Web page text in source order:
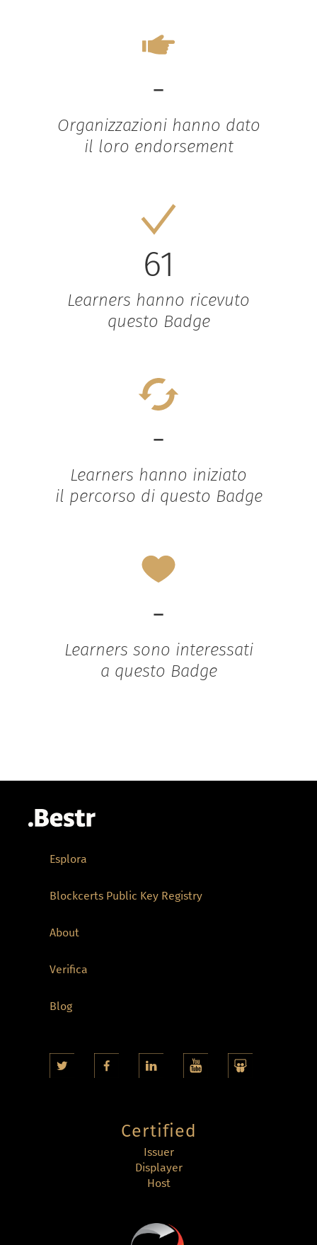
-
Organizzazioni hanno dato
il loro endorsement
61
Learners hanno ricevuto
questo Badge
-
Learners hanno iniziato
il percorso di questo Badge
-
Learners sono interessati
a questo Badge
Esplora
Blockcerts Public Key Registry
About
Verifica
Blog
Certified
Issuer
Displayer
Host